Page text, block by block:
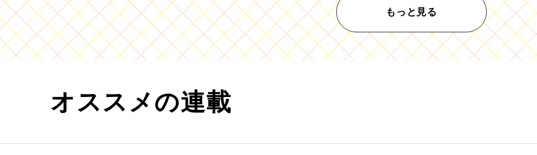
もっと見る
オススメの連載